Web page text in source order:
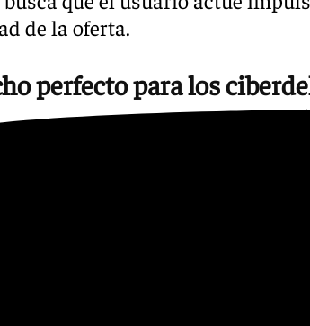
de la oferta.
perfecto para los
reúne todos los
de búsquedas, compras y un